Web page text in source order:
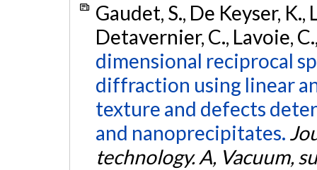
Gaudet, S., De Keyser,
Detavernier, C., Lavoie,
dimensional reciprocal
diffraction using linear
texture and defects
and nanoprecipitates.
technology. A, Vacuum,